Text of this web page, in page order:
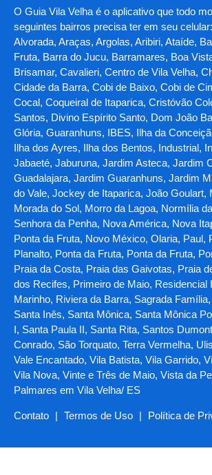
O Guia Vila Velha é o aplicativo que todo
seguintes bairros precisa ter em seu
Alvorada, Araças, Argolas, Aribiri, Ataíde,
Fruta, Barra do Jucu, Barramares, Boa
Brisamar, Cavalieri, Centro de Vila Velha,
Cidade da Barra, Cobi de Baixo, Cobi de
Cocal, Coqueiral de Itaparica, Cristóvão
Santos, Divino Espírito Santo, Dom João
Glória, Guaranhuns, IBES, Ilha da
Ilha dos Ayres, Ilha dos Bentos, Industrial,
Jabaeté, Jaburuna, Jardim Asteca, Jardim
Guadalajara, Jardim Guaranhuns, Jardim
do Vale, Jockey de Itaparica, João Goulart,
Morada do Sol, Morro da Lagoa, Normília
Senhora da Penha, Nova América, Nova
Ponta da Fruta, Novo México, Olaria, Paul,
Planalto, Ponta da Fruta, Ponta da Fruta,
Praia da Costa, Praia das Gaivotas, Praia
dos Recifes, Primeiro de Maio, Residencial
Marinho, Riviera da Barra, Sagrada
Santa Inês, Santa Mônica, Santa Mônica
I, Santa Paula II, Santa Rita, Santos
Conrado, São Torquato, Terra Vermelha,
Vale Encantado, Vila Batista, Vila Garrido,
Vila Nova, Vinte e Três de Maio, Vista da
Palmares em Vila Velha/ ES
Contato | Termos de Uso | Política de